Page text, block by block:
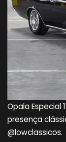
Opala Especial
presença
@lowclassicos.